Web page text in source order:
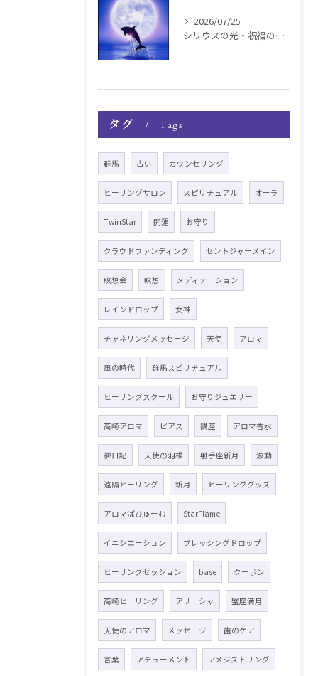
2026/07/25
シリウスの光・祝福の波動チャージ遠隔お知らせ〜銀河新年〜
タグ Tags
群馬 占い カウンセリング
ヒーリングサロン スピリチュアル オーラ
TwinStar 開運 お守り
クラウドファンディング セントジャーメイン
瞑想会 瞑想 メディテーション
レインドロップ 女神
チャネリングメッセージ 天使 アロマ
風の時代 群馬スピリチュアル
ヒーリングスクール お守りジュエリー
高崎アロマ ピアス 講座 アロマ香水
夢日記 天使の羽根 射手座新月 波動
遠隔ヒーリング 新月 ヒーリンググッズ
アロマぱひゅーむ StarFlame
イニシエーション ブレッシングドロップ
ヒーリングセッション base クーポン
高崎ヒーリング アリーシャ 蟹座満月
天使のアロマ メッセージ 歯のケア
言葉 アチューメント アメジストリング